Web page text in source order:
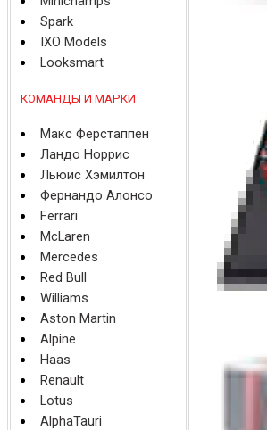
Spark
IXO Models
Looksmart
КОМАНДЫ И МАРКИ
Макс Ферстаппен
Ландо Норрис
Льюис Хэмилтон
Фернандо Алонсо
Ferrari
McLaren
Mercedes
Red Bull
Williams
Aston Martin
Alpine
Haas
Renault
Lotus
AlphaTauri